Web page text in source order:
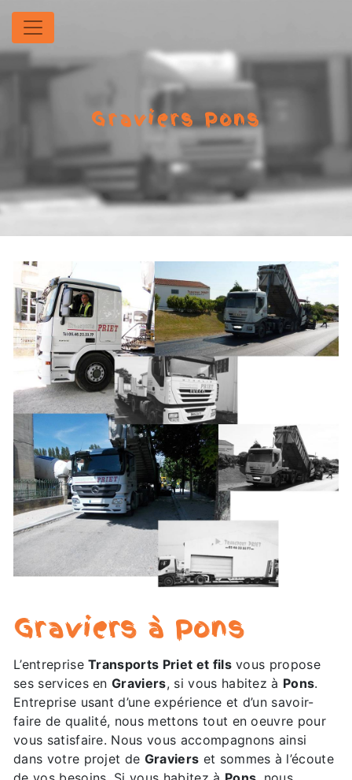
Panneau de gestion des cookies
Graviers Pons
Graviers à Pons
L’entrepriseTransports Priet et filsvous propose
ses services enGraviers, si vous habitez à Pons.
Entreprise usant d’une expérience et d’un savoir-
faire de qualité, nous mettons tout en oeuvre pour
vous satisfaire. Nous vous accompagnons ainsi
dans votre projet de Graviers et sommes à l’écoute